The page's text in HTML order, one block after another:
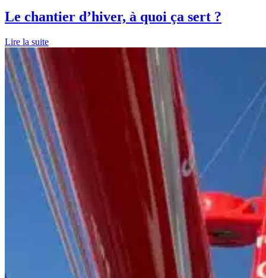
Le chantier d’hiver, à quoi ça sert ?
Lire la suite